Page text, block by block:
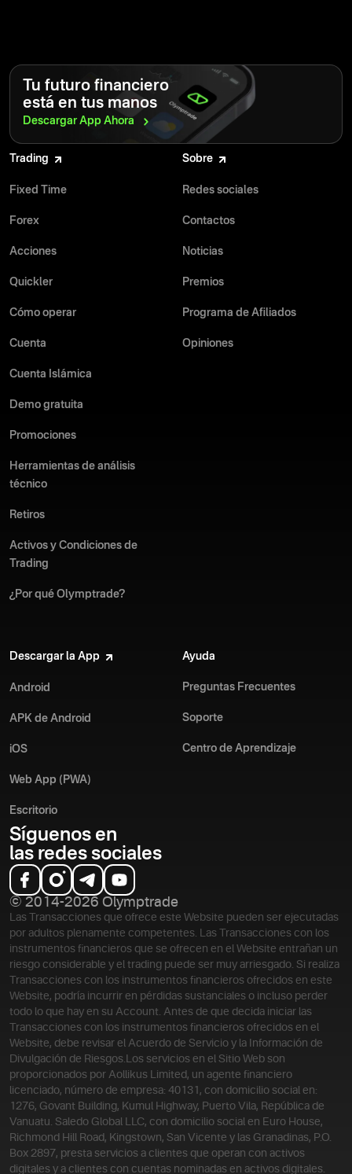
Tu futuro financiero
está en tus manos
Descargar App Ahora
Trading
Fixed Time
Forex
Acciones
Quickler
Cómo operar
Cuenta
Cuenta Islámica
Demo gratuita
Promociones
Herramientas de análisis
técnico
Retiros
Activos y Condiciones de
Trading
¿Por qué Olymptrade?
Sobre
Redes sociales
Contactos
Noticias
Premios
Programa de Afiliados
Opiniones
Descargar la App
Android
APK de Android
iOS
Web App (PWA)
Escritorio
Ayuda
Preguntas Frecuentes
Soporte
Centro de Aprendizaje
Síguenos en
las redes sociales
© 2014-2026 Olymptrade
Las Transacciones que ofrece este Website pueden ser ejecutadas
por adultos plenamente competentes. Las Transacciones con los
instrumentos financieros que se ofrecen en el Website entrañan un
riesgo considerable y el trading puede ser muy arriesgado. Si realiza
Transacciones con los instrumentos financieros ofrecidos en este
Website, podría incurrir en pérdidas sustanciales o incluso perder
todo lo que hay en su Account. Antes de que decida iniciar las
Transacciones con los instrumentos financieros ofrecidos en el
Website, debe revisar el Acuerdo de Servicio y la Información de
Divulgación de Riesgos. Los servicios en el Sitio Web son
proporcionados por Aollikus Limited, un agente financiero
licenciado, número de empresa: 40131, con domicilio social en:
1276, Govant Building, Kumul Highway, Puerto Vila, República de
Vanuatu. Saledo Global LLC, con domicilio social en Euro House,
Richmond Hill Road, Kingstown, San Vicente y las Granadinas, P.O.
Box 2897, presta servicios a clientes que operan con activos
digitales y a clientes con cuentas nominadas en activos digitales.